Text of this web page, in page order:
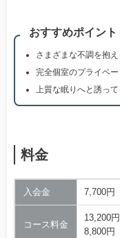
おすすめポイント
さまざまな不調を抱
完全個室のプライベー
上質な眠りへと誘って
料金
入会金 7,700円
コース料金
13,200
8,800円